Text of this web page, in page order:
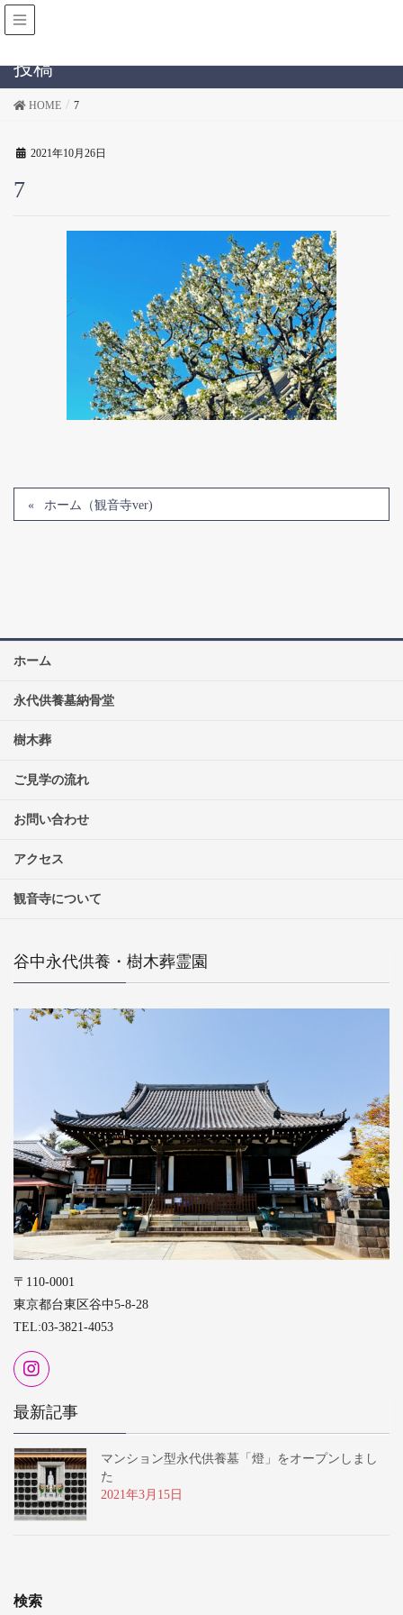
投稿
HOME 7
2021年10月26日
7
ホーム（観音寺ver)
ホーム
永代供養墓納骨堂
樹木葬
ご見学の流れ
お問い合わせ
アクセス
観音寺について
谷中永代供養・樹木葬霊園
〒110-0001
東京都台東区谷中5-8-28
TEL:03-3821-4053
最新記事
マンション型永代供養墓「燈」をオープンしまし
た
2021年3月15日
検索